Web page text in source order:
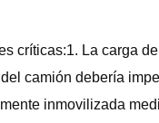
La carga
camión debería
inmovilizada